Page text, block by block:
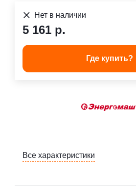
Нет в наличии
5 161 р.
Где купить?
Все характеристики